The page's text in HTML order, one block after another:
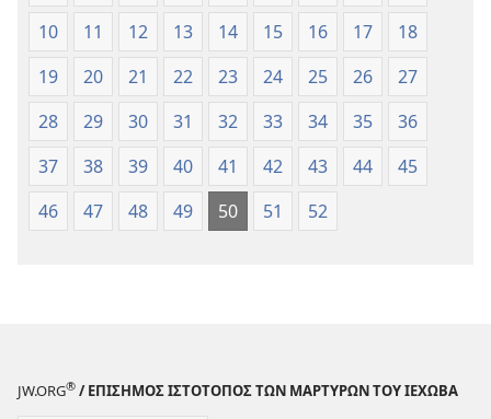
10
11 12 13 14 15 16 17
18
19
20 21 22 23 24 25 26
27
28
29 30 31 32 33 34 35
36
37
38 39 40 41 42 43 44
45
46
47 48 49 50 51 52
JW.ORG® / ΕΠΙΣΗΜΟΣ ΙΣΤΟΤΟΠΟΣ ΤΩΝ ΜΑΡΤΥΡΩΝ ΤΟΥ ΙΕΧΩΒΑ